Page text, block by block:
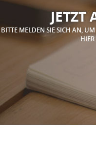
JETZT
BITTE MELDEN SIE SICH AN,
HIER